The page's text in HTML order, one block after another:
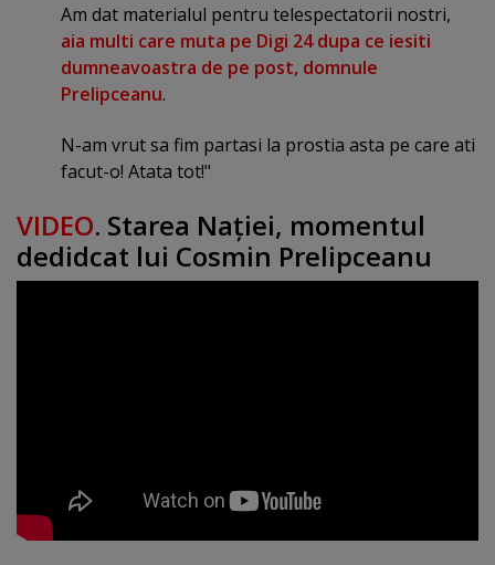
Am dat materialul pentru telespectatorii nostri,
aia multi care muta pe Digi 24 dupa ce iesiti
dumneavoastra de pe post, domnule
Prelipceanu.
N-am vrut sa fim partasi la prostia asta pe care ati
facut-o! Atata tot!"
VIDEO. Starea Naţiei, momentul
dedidcat lui Cosmin Prelipceanu